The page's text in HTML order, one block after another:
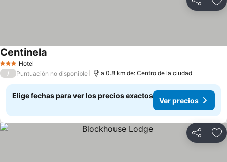
Compartir
3 Estrellas
Hotel
Centinela
/ Puntuación no disponible a 0.8 km de: Centro de la ciudad
Elige fechas para ver los precios exactos
Ver precios
Compartir